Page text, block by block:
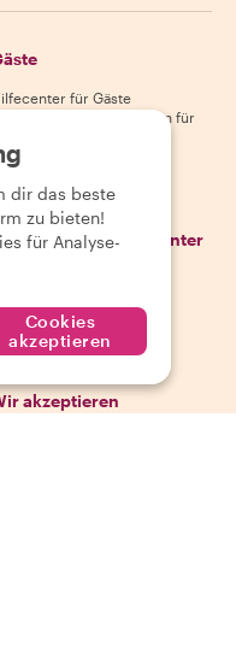
für Gäste
Stornierungsbedingungen für
für Gäste
unsere App herunter
akzeptieren
dir das beste
zu bieten!
für Analyse-
Cookies
akzeptieren